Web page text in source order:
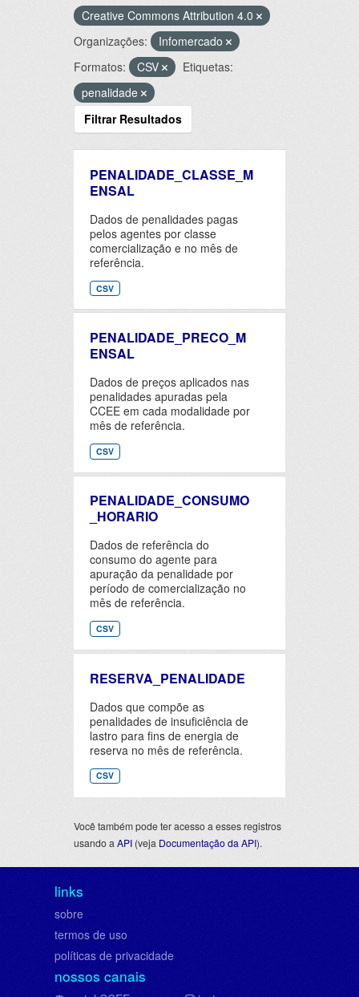
Creative Commons Attribution 4.0
Organizações:
Infomercado
Formatos:
CSV
Etiquetas:
penalidade
Filtrar Resultados
PENALIDADE_CLASSE_M
ENSAL
Dados de penalidades pagas
pelos agentes por classe
comercialização e no mês de
referência.
CSV
PENALIDADE_PRECO_M
ENSAL
Dados de preços aplicados nas
penalidades apuradas pela
CCEE em cada modalidade por
mês de referência.
CSV
PENALIDADE_CONSUMO
_HORARIO
Dados de referência do
consumo do agente para
apuração da penalidade por
período de comercialização no
mês de referência.
CSV
RESERVA_PENALIDADE
Dados que compõe as
penalidades de insuficiência de
lastro para fins de energia de
reserva no mês de referência.
CSV
Você também pode ter acesso a esses registros
usando a API (veja Documentação da API).
links
sobre
termos de uso
políticas de privacidade
nossos canais